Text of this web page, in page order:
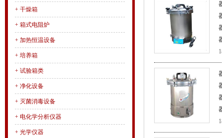
+ 干燥箱
+ 箱式电阻炉
+ 加热恒温设备
+ 培养箱
+ 试验箱类
+ 净化设备
+ 灭菌消毒设备
+ 电化学分析仪器
+ 光学仪器